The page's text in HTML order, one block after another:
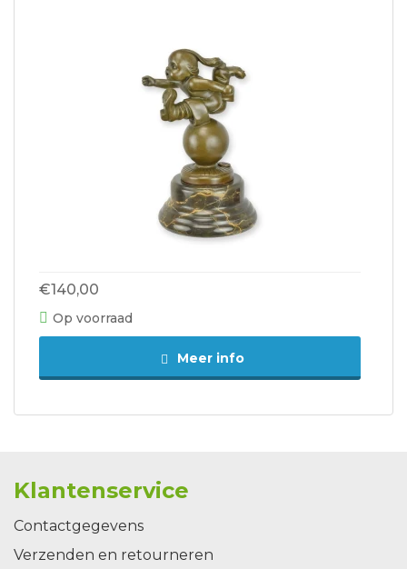
€140,00
Op voorraad
Meer info
Klantenservice
Contactgegevens
Verzenden en retourneren